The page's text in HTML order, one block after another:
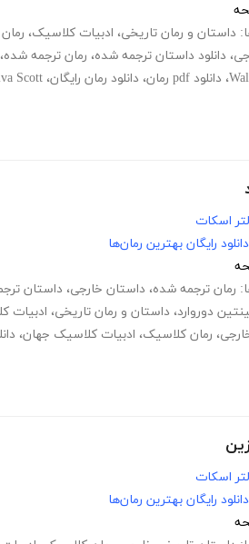
داستان و رمان تاریخی، ادبیات کلاسیک،
، دانلود داستان ترجمه شده، رمان ترجمه شده،
، دانلود pdf رمان ، دانلود رمان رایگان، Scott
اسکات
دانلود رایگان بهترین رمان‌ها
رمان ترجمه شده، داستان خارجی، داستان
دوروارد، داستان و رمان تاریخی، ادبیات
، رمان کلاسیک، ادبیات کلاسیک جهان،
اسکات
دانلود رایگان بهترین رمان‌ها